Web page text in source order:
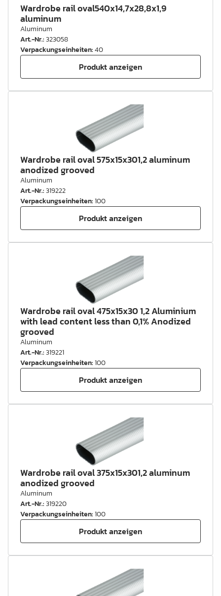
Wardrobe rail oval540x14,7x28,8x1,9
aluminum
Aluminum
Art.-Nr.:323058
Verpackungseinheiten:40
Produkt anzeigen
Wardrobe rail oval 575x15x301,2 aluminum
anodized grooved
Aluminum
Art.-Nr.:319222
Verpackungseinheiten:100
Produkt anzeigen
Wardrobe rail oval 475x15x30 1,2 Aluminium
with lead content less than 0,1% Anodized
grooved
Aluminum
Art.-Nr.:319221
Verpackungseinheiten:100
Produkt anzeigen
Wardrobe rail oval 375x15x301,2 aluminum
anodized grooved
Aluminum
Art.-Nr.:319220
Verpackungseinheiten:100
Produkt anzeigen